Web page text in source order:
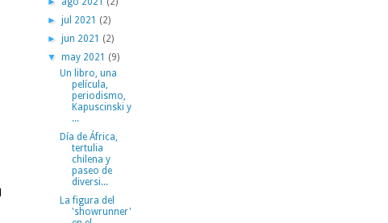
►jul 2021 (2)
►jun 2021 (2)
▼may 2021 (9)
Un libro, una
película,
periodismo,
Kapuscinski y
...
Día de África,
tertulia
chilena y
paseo de
diversi...
La figura del
'showrunner'